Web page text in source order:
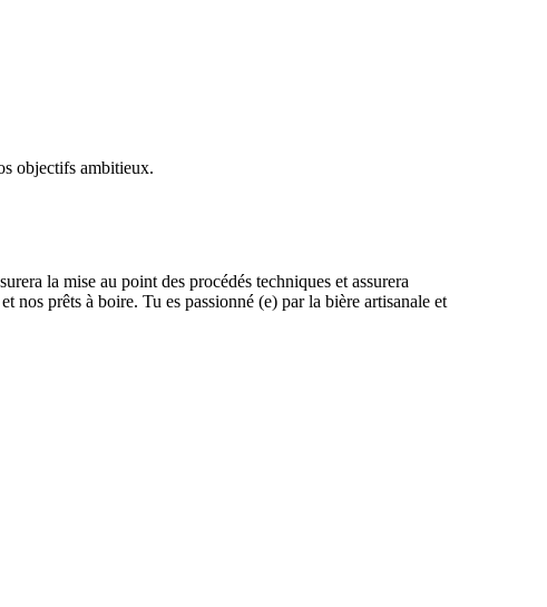
objectifs ambitieux.
la mise au point des procédés techniques et assurera
nos prêts à boire. Tu es passionné (e) par la bière artisanale et